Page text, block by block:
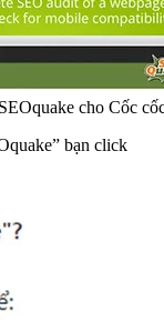
cho Cốc
bạn click